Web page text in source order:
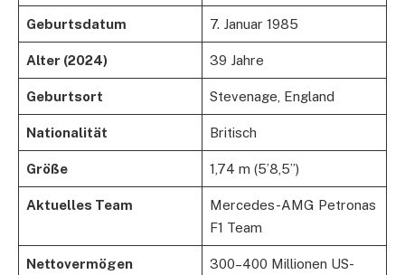
Geburtsdatum 7. Januar 1985
Alter (2024) 39 Jahre
Geburtsort Stevenage, England
Nationalität Britisch
Größe 1,74 m (5’8,5”)
Aktuelles Team
Mercedes-AMG Petronas
F1 Team
Nettovermögen
300–400 Millionen US-